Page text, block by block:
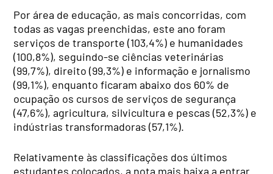
Por área de educação, as mais concorridas, com
todas as vagas preenchidas, este ano foram
serviços de transporte (103,4%) e humanidades
(100,8%), seguindo-se ciências veterinárias
(99,7%), direito (99,3%) e informação e jornalismo
(99,1%), enquanto ficaram abaixo dos 60% de
ocupação os cursos de serviços de segurança
(47,6%), agricultura, silvicultura e pescas (52,3%) e
indústrias transformadoras (57,1%).
Relativamente às classificações dos últimos
estudantes colocados, a nota mais baixa a entrar